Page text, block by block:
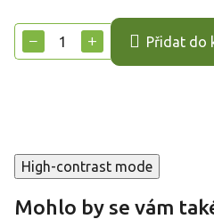
cena:
+
− Přidat do
High-contrast mode
Mohlo by se vám